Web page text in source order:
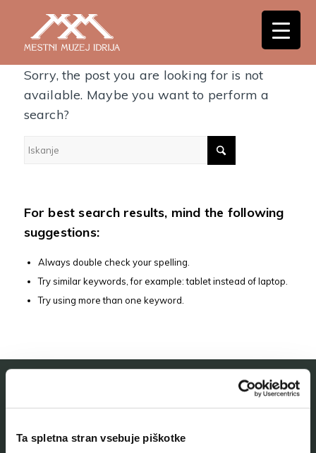
Ta spletna stran vsebuje piškotke
Nothing Found
Sorry, the post you are looking for is not
available. Maybe you want to perform a
search?
For best search results, mind the following
suggestions:
Always double check your spelling.
Try similar keywords, for example: tablet instead of laptop.
Try using more than one keyword.
O muzeju